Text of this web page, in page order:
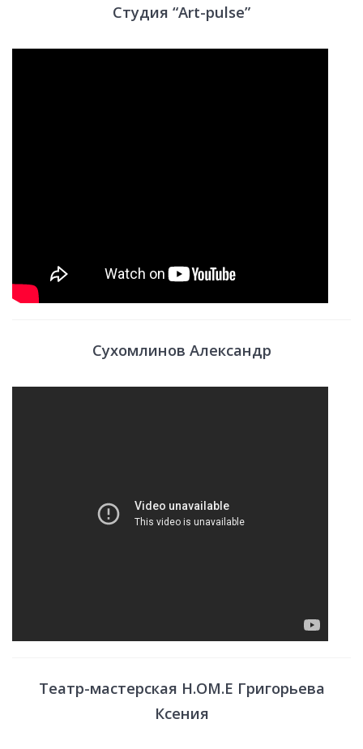
Студия “Art-pulse”
Сухомлинов Александр
Театр-мастерская H.OM.E Григорьева
Ксения